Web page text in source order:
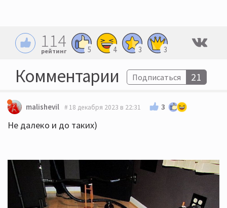
114
рейтинг 5 4 3 3
Комментарии Подписаться 21
malishevil 18 декабря 2023 в 22:31 3
Не далеко и до таких)